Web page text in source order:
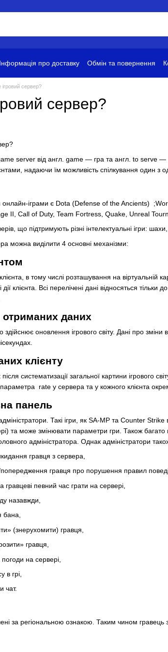
Інформація про доставку Обмін та повернення
сервер?
сервер?
server від англ. game — гра та англ. to
надаючи їм можливість спілкування один з
іграми є Dota (Defense of the Ancients) ;
II Call of Duty, Team Fortress Quake Unreal
, що підтримують різні інтелектуальні ігри: шахи
можна виділити 4 основні механізми:
в тому числі розташування на віртуальній
клієнта. Всі перелічені дані відносяться тільки
отриманих даних
здійснює оновлення ігрового світу. Дані про
клієнту
систематизації загальної картини ігрового
параметра rate у сервера та у кожного клієнта
панель
. Такі ігри, як SA-MP та Counter
та може змінювати параметри гри. Також
адміністратора. Однак адміністратори
гравця з сервера,
гравця про порушення правил
певний час грати на сервері,
назавжди,
бана,
(знерухомити) гравця,
гравця,
на сервері,
в грі,
чат.
за регіональною ознакою. Таким чином